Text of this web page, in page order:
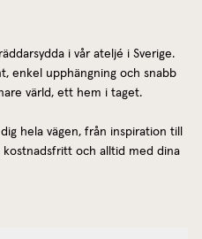
i vår ateljé i Sverige.
enkel upphängning och snabb
värld, ett hem i taget.
hela vägen, från inspiration till
och alltid med dina